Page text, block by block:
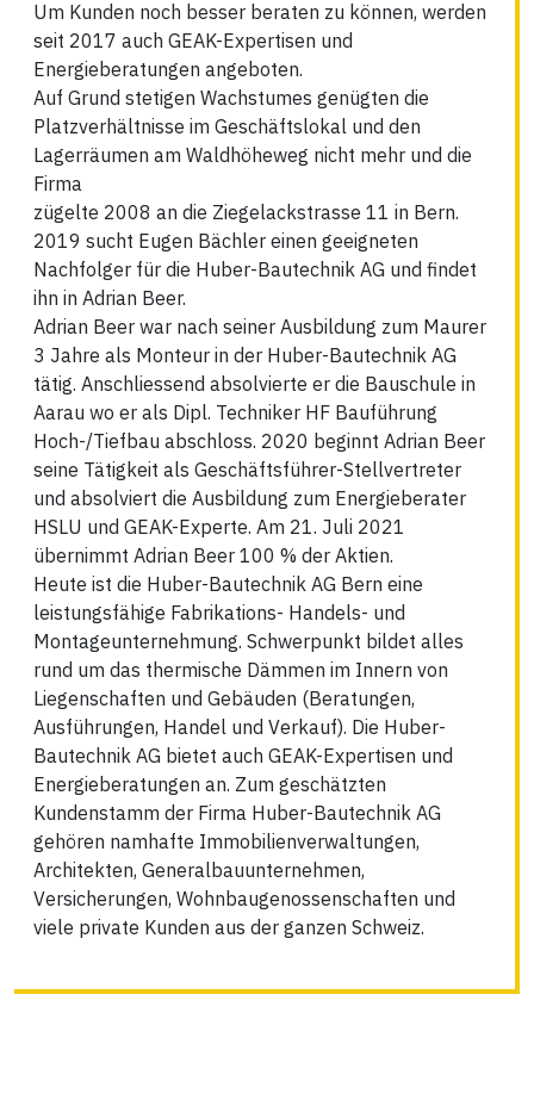
Um Kunden noch besser beraten zu können, werden
seit 2017 auch GEAK-Expertisen und
Energieberatungen angeboten.
Auf Grund stetigen Wachstumes genügten die
Platzverhältnisse im Geschäftslokal und den
Lagerräumen am Waldhöheweg nicht mehr und die
Firma
zügelte 2008 an die Ziegelackstrasse 11 in Bern.
2019 sucht Eugen Bächler einen geeigneten
Nachfolger für die Huber-Bautechnik AG und findet
ihn in Adrian Beer.
Adrian Beer war nach seiner Ausbildung zum Maurer
3 Jahre als Monteur in der Huber-Bautechnik AG
tätig. Anschliessend absolvierte er die Bauschule in
Aarau wo er als Dipl. Techniker HF Bauführung
Hoch-/Tiefbau abschloss. 2020 beginnt Adrian Beer
seine Tätigkeit als Geschäftsführer-Stellvertreter
und absolviert die Ausbildung zum Energieberater
HSLU und GEAK-Experte. Am 21. Juli 2021
übernimmt Adrian Beer 100 % der Aktien.
Heute ist die Huber-Bautechnik AG Bern eine
leistungsfähige Fabrikations- Handels- und
Montageunternehmung. Schwerpunkt bildet alles
rund um das thermische Dämmen im Innern von
Liegenschaften und Gebäuden (Beratungen,
Ausführungen, Handel und Verkauf). Die Huber-
Bautechnik AG bietet auch GEAK-Expertisen und
Energieberatungen an. Zum geschätzten
Kundenstamm der Firma Huber-Bautechnik AG
gehören namhafte Immobilienverwaltungen,
Architekten, Generalbauunternehmen,
Versicherungen, Wohnbaugenossenschaften und
viele private Kunden aus der ganzen Schweiz.